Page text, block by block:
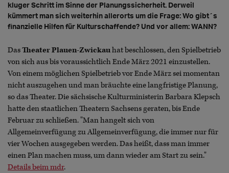
kluger Schritt im Sinne der Planungssicherheit. Derweil
kümmert man sich weiterhin allerorts um die Frage: Wo gibt´s
finanzielle Hilfen für Kulturschaffende? Und vor allem: WANN?
DasTheater Plauen-Zwickauhat beschlossen, den Spielbetrieb
von sich aus bis voraussichtlich Ende März 2021 einzustellen.
Von einem möglichen Spielbetrieb vor Ende März sei momentan
nicht auszugehen und man bräuchte eine langfristige Planung,
so das Theater. Die sächsische Kulturministerin Barbara Klepsch
hatte den staatlichen Theatern Sachsens geraten, bis Ende
Februar zu schließen. "Man hangelt sich von
Allgemeinverfügung zu Allgemeinverfügung, die immer nur für
vier Wochen ausgegeben werden. Das heißt, dass man immer
einen Plan machen muss, um dann wieder am Start zu sein."
Details beim mdr.